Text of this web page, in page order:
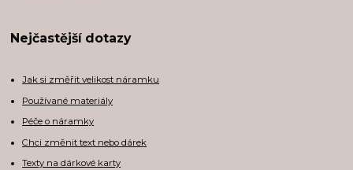
Nejčastější dotazy
Jak si změřit velikost náramku
Používané materiály
Péče o náramky
Chci změnit text nebo dárek
Texty na dárkové karty